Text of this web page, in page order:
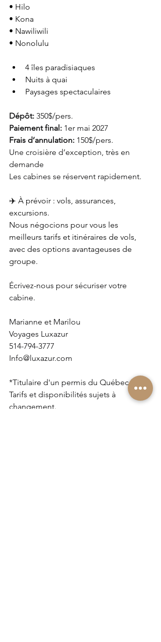
• Hilo
• Kona
• Nawiliwili
• Nonolulu
4 îles paradisiaques
Nuits à quai
Paysages spectaculaires
Dépôt: 350$/pers.
Paiement final: 1er mai 2027
Frais d’annulation: 150$/pers.
Une croisière d’exception, très en
demande
Les cabines se réservent rapidement.
✈️ À prévoir : vols, assurances,
excursions.
Nous négocions pour vous les
meilleurs tarifs et itinéraires de vols,
avec des options avantageuses de
groupe.
Écrivez-nous pour sécuriser votre
cabine.
Marianne et Marilou
Voyages Luxazur
514-794-3777
Info@luxazur.com
*Titulaire d'un permis du Québec.
Tarifs et disponibilités sujets à
changement.